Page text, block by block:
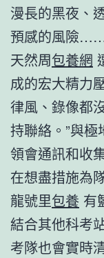
漫長的黑夜、
預感的風險……
天然周包養網
成的宏大精力
律風、錄像都
持聯絡。”與
領會通訊和收
在想盡措施為
龍號里包養 有
結合其他科考
考隊也會實時